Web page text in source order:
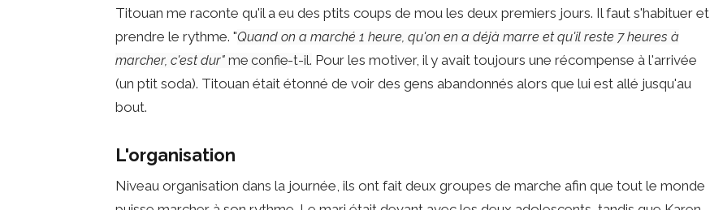
Titouan me raconte qu'il a eu des ptits coups de mou les deux premiers jours. Il faut s'habituer et
prendre le rythme. "Quand on a marché 1 heure, qu'on en a déjà marre et qu'il reste 7 heures à
marcher, c'est dur" me confie-t-il. Pour les motiver, il y avait toujours une récompense à l'arrivée
(un ptit soda). Titouan était étonné de voir des gens abandonnés alors que lui est allé jusqu'au
bout.
L'organisation
Niveau organisation dans la journée, ils ont fait deux groupes de marche afin que tout le monde